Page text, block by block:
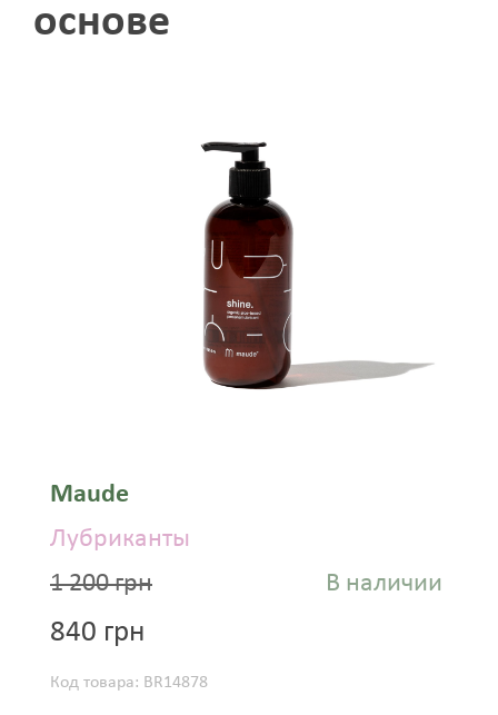
основе
Maude
Лубриканты
В наличии
1 200 грн
840 грн
Код товара: BR14878